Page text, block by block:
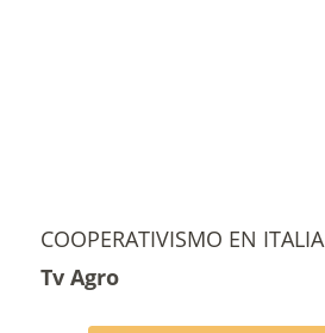
COOPERATIVISMO EN ITALIA
Tv Agro